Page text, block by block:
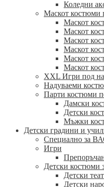
Коледни
Маскот костюми
Маскот
Маскот
Маскот
Маскот
Маскот
Маскот
XXL Игри под
Надуваеми
Парти костюми
Дамски
Детски
Мъжки
Детски градини и
Специално за
Игри
Детски костюми
Детски
Детски